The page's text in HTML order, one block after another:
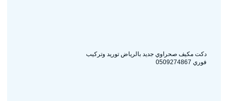
دكت مكيف صحراوي جديد بالرياض توريد وتركيب
فوري 0509274867